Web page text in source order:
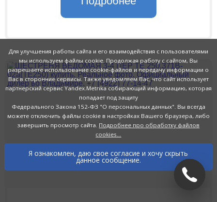
Для улучшения работы сайта и его взаимодействия с пользователями
мы используем файлы cookie. Продолжая работу с сайтом, Вы
разрешаете использование cookie-файлов и передачу информации о
Вас в сторонние сервисы. Также уведомляем Вас, что сайт использует
партнерский сервис Yandex.Metrika собирающий информацию, которая
попадает под защиту
Федерального Закона 152-ФЗ "О персональных данных". Вы всегда
можете отключить файлы cookie в настройках Вашего браузера, либо
завершить просмотр сайта. Подробнее про обработку файлов
cookies...
Я ознакомлен, даю свое согласие и хочу скрыть
данное сообщение.